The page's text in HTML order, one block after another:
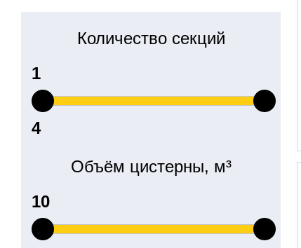
Количество секций
Объём цистерны, м³